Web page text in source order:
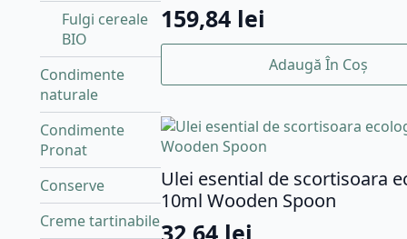
Fulgi cereale
BIO
Condimente
naturale
Condimente
Pronat
Conserve
Creme tartinabile
159,84 lei
Adaugă În Coș
Ulei esential de scortisoara
10ml Wooden Spoon
32,64 lei